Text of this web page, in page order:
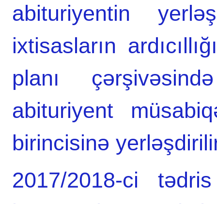
abituriyentin
ixtisasların
planı
abituriyent
birincisinə
2017/2018-ci